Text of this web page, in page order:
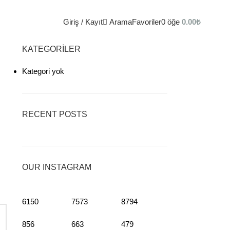
Giriş / Kayıt AramaFavoriler0 öğe 0.00₺
KATEGORILER
Kategori yok
RECENT POSTS
OUR INSTAGRAM
6150
856
7573
663
8794
479